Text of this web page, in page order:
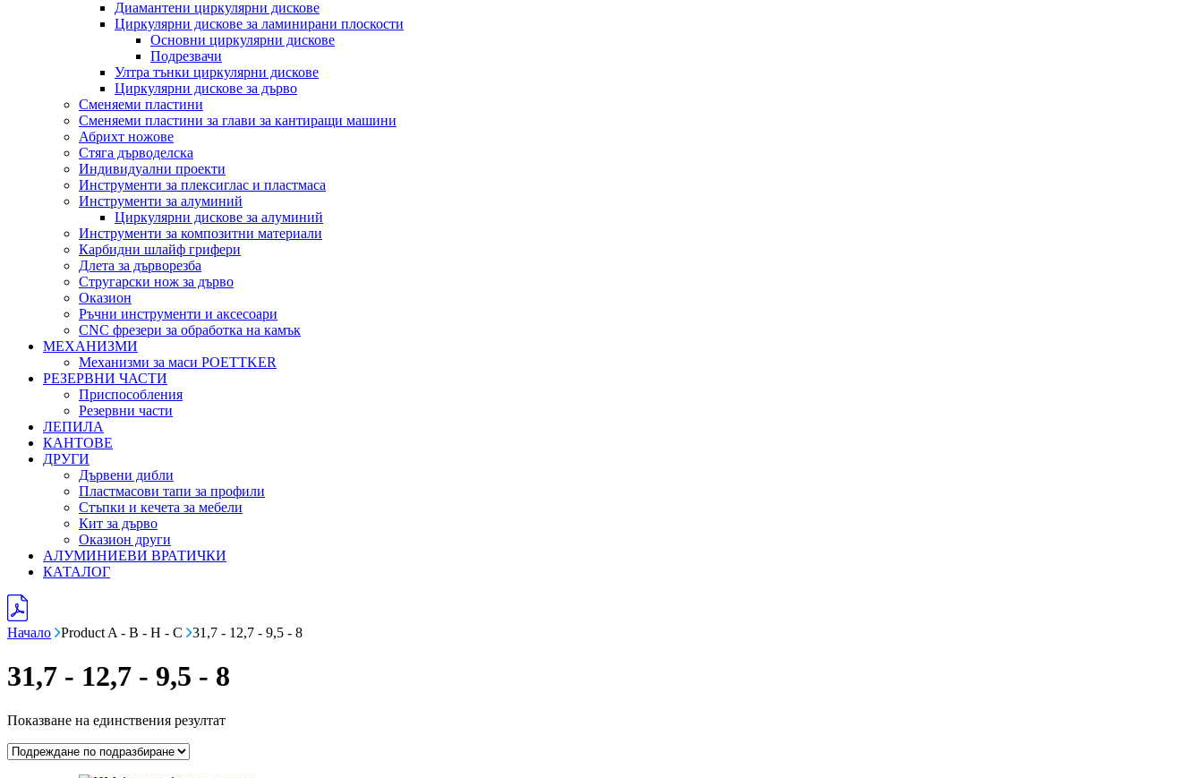
Диамантени циркулярни дискове
Циркулярни дискове за ламинирани плоскости
Основни циркулярни дискове
Подрезвачи
Ултра тънки циркулярни дискове
Циркулярни дискове за дърво
Сменяеми пластини
Сменяеми пластини за глави за кантиращи машини
Абрихт ножове
Стяга дърводелска
Индивидуални проекти
Инструменти за плексиглас и пластмаса
Инструменти за алуминий
Циркулярни дискове за алуминий
Инструменти за композитни материали
Карбидни шлайф грифери
Длета за дърворезба
Стругарски нож за дърво
Оказион
Ръчни инструменти и аксесоари
CNC фрезери за обработка на камък
МЕХАНИЗМИ
Механизми за маси POETTKER
РЕЗЕРВНИ ЧАСТИ
Приспособления
Резервни части
ЛЕПИЛА
КАНТОВЕ
ДРУГИ
Дървени дибли
Пластмасови тапи за профили
Стъпки и кечета за мебели
Кит за дърво
Оказион други
АЛУМИНИЕВИ ВРАТИЧКИ
КАТАЛОГ
Начало Product A - B - H - C 31,7 - 12,7 - 9,5 - 8
31,7 - 12,7 - 9,5 - 8
Показване на единствения резултат